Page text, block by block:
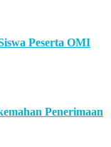
Peserta OMI
Penerimaan